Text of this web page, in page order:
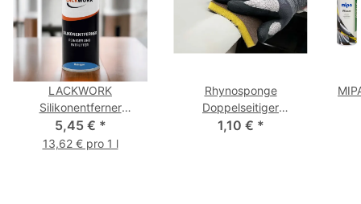
LACKWORK
Silikonentferner
Sprühdose 400 ml
5,45 € *
13,62 € pro 1 l
Rhynosponge
Doppelseitiger
Schleifschwamm
1,10 € *